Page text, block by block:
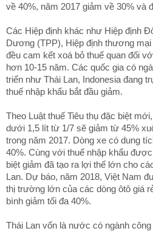
về 40%, năm 2017 giảm về 30% và
Các Hiệp định khác như Hiệp định
Dương (TPP), Hiệp định thương
đều cam kết xoá bỏ thuế quan đối
hơn 10-15 năm. Các quốc gia có
triển như Thái Lan, Indonesia đang
thuế nhập khẩu bắt đầu giảm.
Theo Luật thuế Tiêu thụ đặc biệt
dưới 1,5 lít từ 1/7 sẽ giảm từ 45%
trong năm 2017. Dòng xe có dung
40%. Cùng với thuế nhập khẩu
biệt giảm đã tạo ra lợi thế lớn cho
Lan. Dự báo, năm 2018, Việt Nam
thị trường lớn của các dòng ôtô giá
bình giảm tối đa 40%.
Thái Lan vốn là nước có ngành